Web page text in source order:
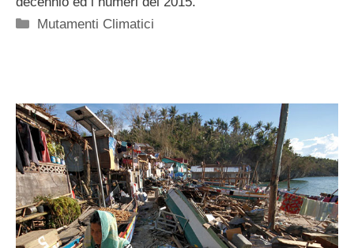
Categorie
Mutamenti Climatici